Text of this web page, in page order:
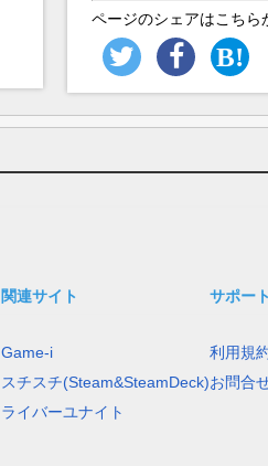
ページのシェアはこちら
関連サイト
Game-i
スチスチ(Steam&SteamDeck)
ライバーユナイト
サポート
利用規
お問合